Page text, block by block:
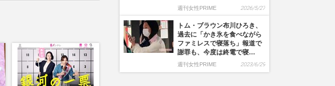
週刊女性PRIME 2026/5/27
トム・ブラウン布川ひろき、
過去に「かき氷を食べながら
ファミレスで寝落ち」報道で
謝罪も、今度は終電で寝…
週刊女性PRIME 2023/6/29